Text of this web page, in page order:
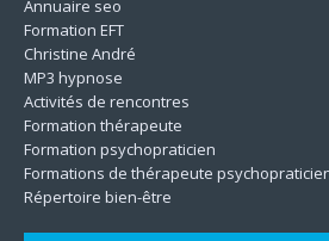
Annuaire seo
Formation EFT
Christine André
MP3 hypnose
Activités de rencontres
Formation thérapeute
Formation psychopraticien
Formations de thérapeute
Répertoire bien-être